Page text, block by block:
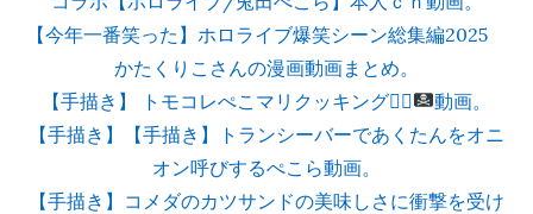
【今年一番笑った】ホロライブ爆笑シーン総集編2025
かたくりこさんの漫画動画まとめ。
【手描き】 トモコレぺこマリクッキング👯‍♀️
動画。
【手描き】【手描き】トランシーバーであくたんをオニ
オン呼びするぺこら動画。
【手描き】コメダのカツサンドの美味しさに衝撃を受け